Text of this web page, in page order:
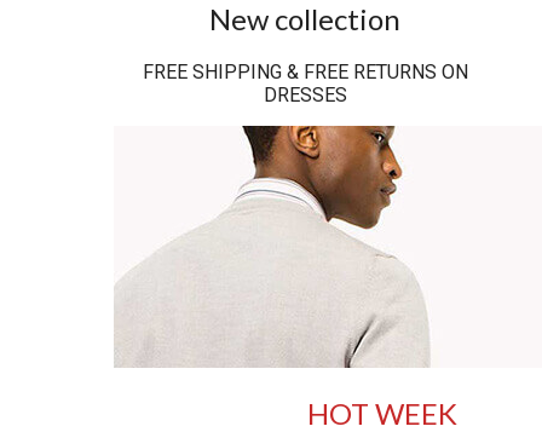
New collection
FREE SHIPPING & FREE RETURNS ON
DRESSES
HOT WEEK